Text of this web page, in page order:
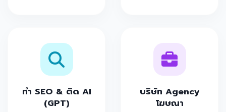
ทำ SEO & ติด AI
(GPT)
บริษัท Agency
โฆษณา